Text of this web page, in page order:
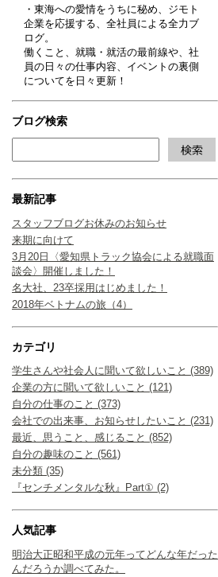
・東海への愛情をうちに秘め、ジモト
企業を応援する、全社員による全力ブ
ログ。
働くこと、就職・就活の最前線や、社
員の日々の仕事内容、イベントの裏側
についてを日々更新！
ブログ検索
最新記事
スタッフブログお休みのお知らせ
来期に向けて
3月20日〈愛知県トラック協会による就職面
談会〉開催しました！
名大社、23卒採用はじめました！
2018年ベトナムの旅（4）
カテゴリ
学生さんや社会人に聞いて欲しいこと (389)
企業の方に聞いて欲しいこと (121)
自分の仕事のこと (373)
会社での出来事、お知らせしたいこと (231)
最近、思うこと、感じること (852)
自分の趣味のこと (561)
未分類 (35)
『センチメンタルな秋』Part① (2)
人気記事
明治大正昭和平成の元年ってどんな年だった
んだろうか調べてみた。